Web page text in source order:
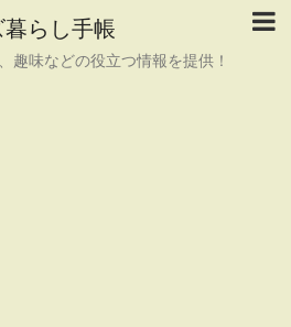
暮らし手帳
趣味などの役立つ情報を提供！